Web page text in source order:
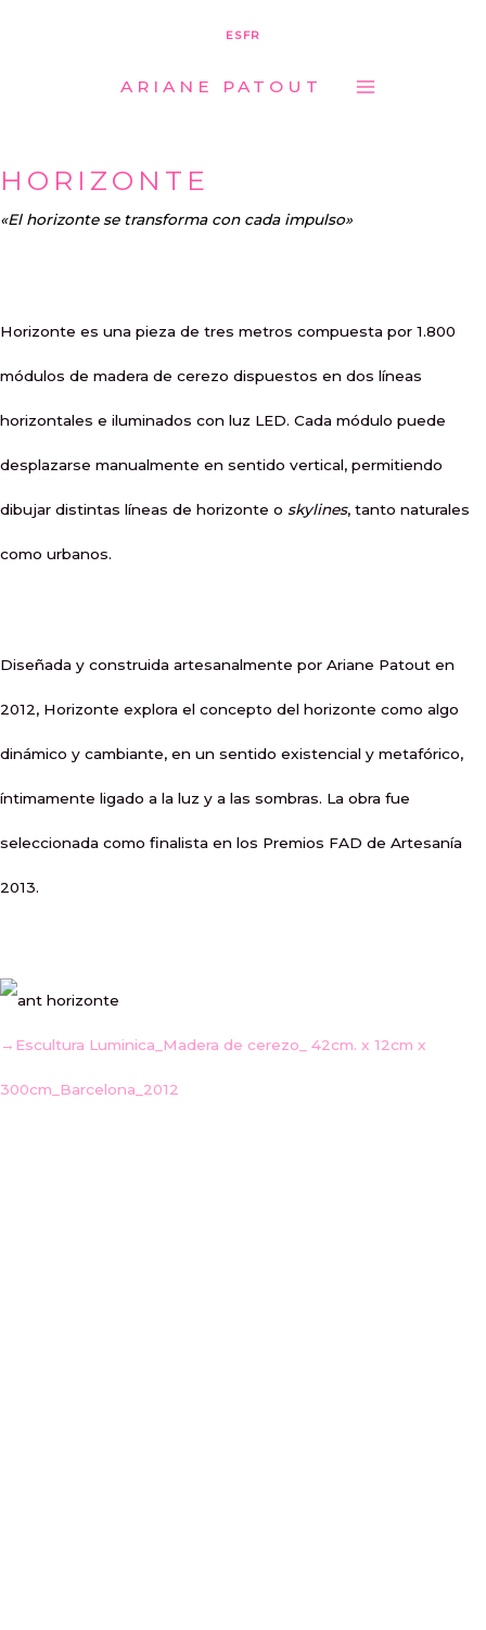
ESFR
ARIANE PATOUT
HORIZONTE
«El horizonte se transforma con cada impulso»
Horizonte es una pieza de tres metros compuesta por 1.800
módulos de madera de cerezo dispuestos en dos líneas
horizontales e iluminados con luz LED. Cada módulo puede
desplazarse manualmente en sentido vertical, permitiendo
dibujar distintas líneas de horizonte o skylines, tanto naturales
como urbanos.
Diseñada y construida artesanalmente por Ariane Patout en
2012, Horizonte explora el concepto del horizonte como algo
dinámico y cambiante, en un sentido existencial y metafórico,
íntimamente ligado a la luz y a las sombras. La obra fue
seleccionada como finalista en los Premios FAD de Artesanía
2013.
→Escultura Luminica_Madera de cerezo_ 42cm. x 12cm x
300cm_Barcelona_2012